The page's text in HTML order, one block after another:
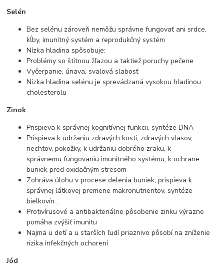
Selén
Bez selénu zároveň nemôžu správne fungovať ani srdce,
kĺby, imunitný systém a reprodukčný systém
Nízka hladina spôsobuje:
Problémy so štítnou žľazou a taktiež poruchy pečene
Vyčerpanie, únava, svalová slabosť
Nízka hladina selénu je sprevádzaná vysokou hladinou
cholesterolu
Zinok
Prispieva k správnej kognitívnej funkcii, syntéze DNA
Prispieva k udržaniu zdravých kostí, zdravých vlasov,
nechtov, pokožky, k udržaniu dobrého zraku, k
správnemu fungovaniu imunitného systému, k ochrane
buniek pred oxidačným stresom
Zohráva úlohu v procese delenia buniek, prispieva k
správnej látkovej premene makronutrientov, syntéze
bielkovín…
Protivírusové a antibakteriálne pôsobenie zinku výrazne
pomáha zvýšiť imunitu
Najmä u detí a u starších ľudí priaznivo pôsobí na zníženie
rizika infekčných ochorení
Jód